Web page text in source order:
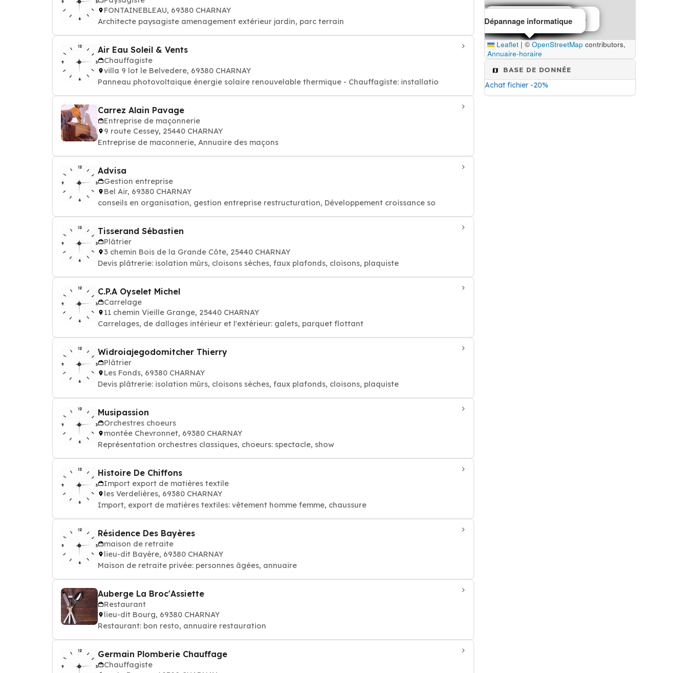
FONTAINEBLEAU, 69380 CHARNAY
Architecte paysagiste amenagement extérieur jardin, parc terrain
Air Eau Soleil & Vents
Chauffagiste
villa 9 lot le Belvedere, 69380 CHARNAY
Panneau photovoltaique énergie solaire renouvelable thermique - Chauffagiste: installatio
Carrez Alain Pavage
Entreprise de maçonnerie
9 route Cessey, 25440 CHARNAY
Entreprise de maconnerie, Annuaire des maçons
Advisa
Gestion entreprise
Bel Air, 69380 CHARNAY
conseils en organisation, gestion entreprise restructuration, Développement croissance so
Tisserand Sébastien
Plâtrier
3 chemin Bois de la Grande Côte, 25440 CHARNAY
Devis plâtrerie: isolation mûrs, cloisons sèches, faux plafonds, cloisons, plaquiste
C.P.A Oyselet Michel
Carrelage
11 chemin Vieille Grange, 25440 CHARNAY
Carrelages, de dallages intérieur et l'extérieur: galets, parquet flottant
Widroiajegodomitcher Thierry
Plâtrier
Les Fonds, 69380 CHARNAY
Devis plâtrerie: isolation mûrs, cloisons sèches, faux plafonds, cloisons, plaquiste
Musipassion
Orchestres choeurs
montée Chevronnet, 69380 CHARNAY
Représentation orchestres classiques, choeurs: spectacle, show
Histoire De Chiffons
Import export de matières textile
les Verdelières, 69380 CHARNAY
Import, export de matières textiles: vêtement homme femme, chaussure
Résidence Des Bayères
maison de retraite
lieu-dit Bayère, 69380 CHARNAY
Maison de retraite privée: personnes âgées, annuaire
Auberge La Broc'Assiette
Restaurant
lieu-dit Bourg, 69380 CHARNAY
Restaurant: bon resto, annuaire restauration
Germain Plomberie Chauffage
Chauffagiste
Paysagiste
Chauffagiste
Gestion entreprise
Plâtrier
Orchestres choeurs
Import export de matières textile
maison de retraite
Restaurant
Chauffagiste
Producteur de vin
Installation de chauffage
Cabinet architecte
Producteur de vin
Dépannage informatique
Leaflet | © OpenStreetMap contributors,
Annuaire-horaire
BASE DE DONNÉE
Achat fichier -20%